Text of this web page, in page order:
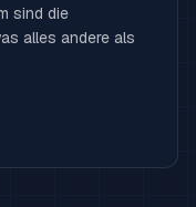
sind die
alles andere als